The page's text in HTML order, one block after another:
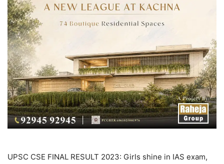
UPSC CSE FINAL RESULT 2023: Girls shine in IAS exam,